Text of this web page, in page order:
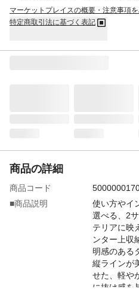
マーケットプレイスの概要・注意事項
特定商取引法に基づく表記
商品の詳細
商品コード
■商品説明
使い方やイ
選べる、2
テリアに映
ンター上収
明感のある
縦ラインが
せた、軽や
に抜け感を